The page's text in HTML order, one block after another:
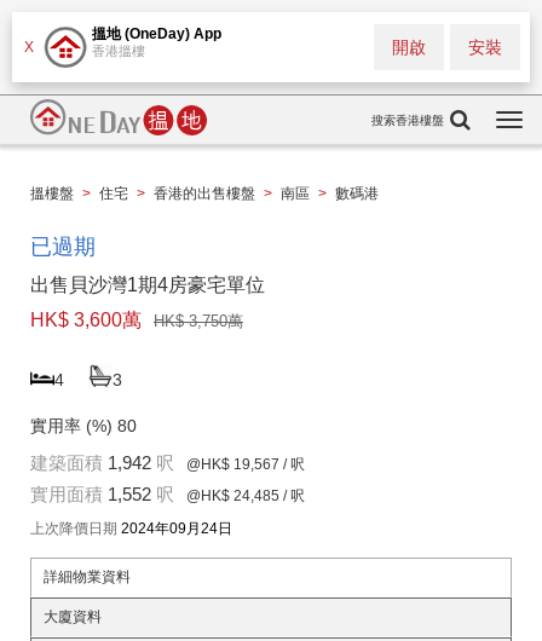
X
搵地 (OneDay) App
香港搵樓 安裝
開啟
搜索香港樓盤
搵樓盤 > 住宅 > 香港的出售樓盤 > 南區 > 數碼港
已過期
出售貝沙灣1期4房豪宅單位
HK$ 3,600萬
HK$ 3,750萬
4 3
實用率 (%) 80
建築面積 1,942 呎 @HK$ 19,567 / 呎
實用面積 1,552 呎 @HK$ 24,485 / 呎
上次降價日期 2024年09月24日
詳細物業資料
大廈資料